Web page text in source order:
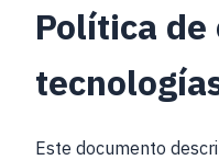
Política de
Este documento